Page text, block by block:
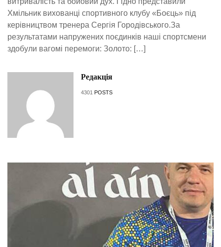
Хмільник вихованці спортивного клубу «Боєць» під
керівництвом тренера Сергія Городівського.За
результатами напружених поєдинків наші спортсмени
здобули вагомі перемоги: Золото: […]
Редакція
4301 POSTS